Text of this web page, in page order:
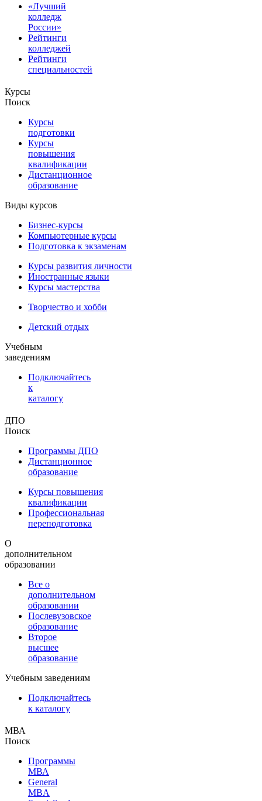
«Лучший
колледж
России»
Рейтинги
колледжей
Рейтинги
специальностей
Курсы
Поиск
Курсы
подготовки
Курсы
повышения
квалификации
Дистанционное
образование
Виды курсов
Бизнес-курсы
Компьютерные курсы
Подготовка к экзаменам
Курсы развития личности
Иностранные языки
Курсы мастерства
Творчество и хобби
Детский отдых
Учебным
заведениям
Подключайтесь
к
каталогу
ДПО
Поиск
Программы ДПО
Дистанционное
образование
Курсы повышения
квалификации
Профессиональная
переподготовка
О
дополнительном
образовании
Все о
дополнительном
образовании
Послевузовское
образование
Второе
высшее
образование
Учебным заведениям
Подключайтесь
к каталогу
МВА
Поиск
Программы
МВА
General
MBA